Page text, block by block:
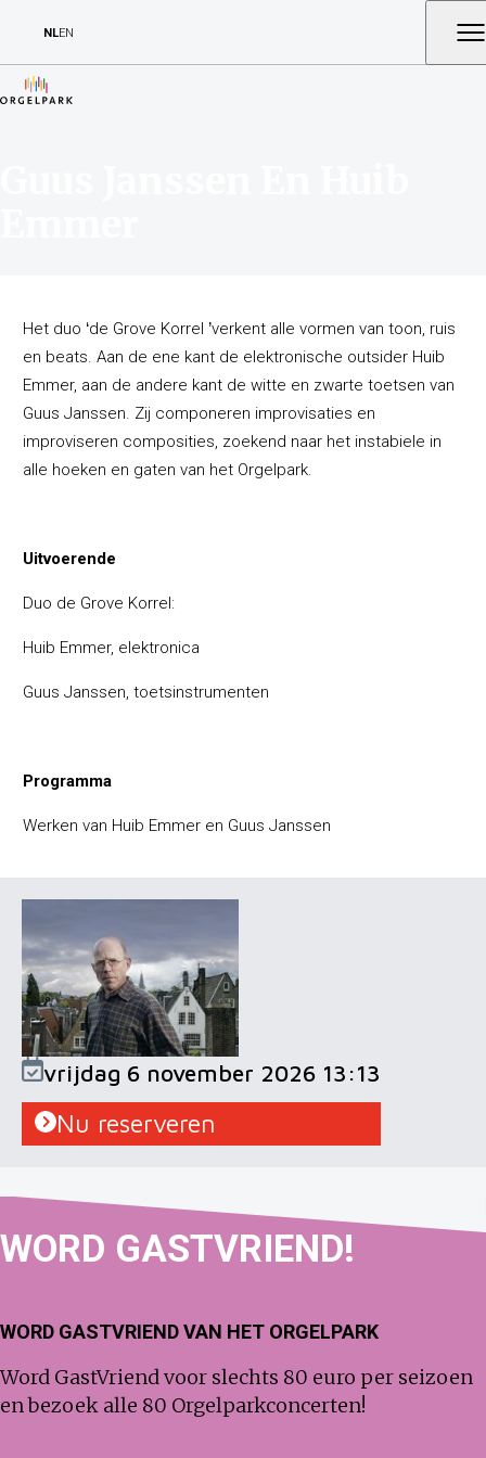
NLEN
Het duo ‘de Grove Korrel ’verkent alle vormen van toon, ruis
en beats. Aan de ene kant de elektronische outsider Huib
Emmer, aan de andere kant de witte en zwarte toetsen van
Guus Janssen. Zij componeren improvisaties en
improviseren composities, zoekend naar het instabiele in
alle hoeken en gaten van het Orgelpark.
Uitvoerende
Duo de Grove Korrel:
Huib Emmer, elektronica
Guus Janssen, toetsinstrumenten
Programma
Werken van Huib Emmer en Guus Janssen
vrijdag 6 november 2026 13:13
Nu reserveren
WORD GASTVRIEND!
WORD GASTVRIEND VAN HET ORGELPARK
Word GastVriend voor slechts 80 euro per seizoen
en bezoek alle 80 Orgelparkconcerten!